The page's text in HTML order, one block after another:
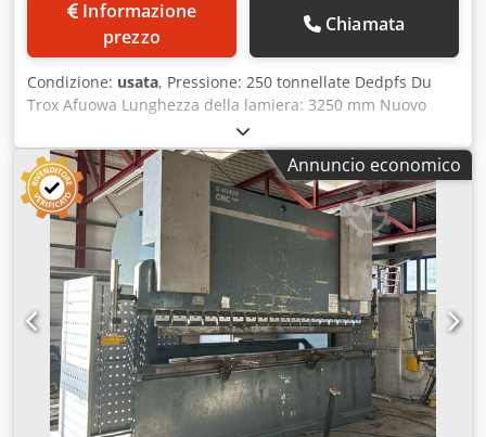
prezzo
Chiamata
Condizione: usata, Pressione: 250 tonnellate Dedpfs Du
Trox Afuowa Lunghezza della lamiera: 3250 mm Nuovo
sistema idraulico ed elettrico
Annuncio economico